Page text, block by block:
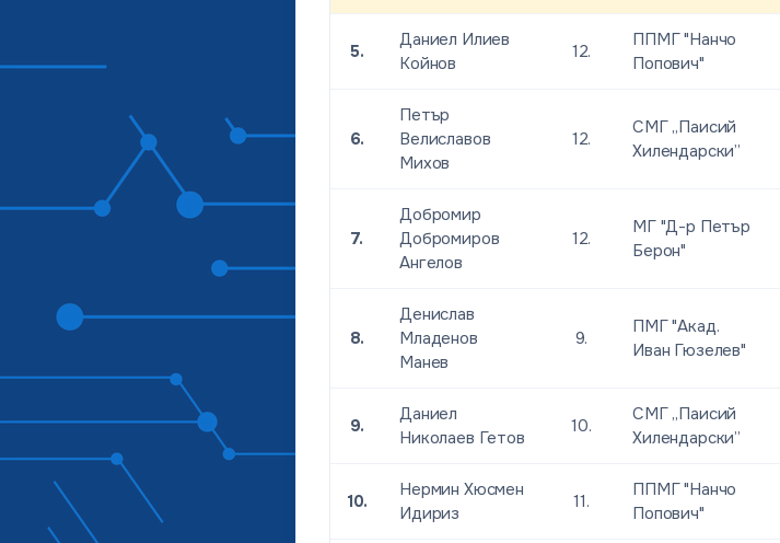
5.
Даниел Илиев
Койнов
12.
ППМГ "Нанчо
Попович"
6.
Петър
Велиславов
Михов
12.
СМГ „Паисий
Хилендарски”
7.
Добромир
Добромиров
Ангелов
12.
МГ "Д-р Петър
Берон"
8.
Денислав
Младенов
Манев
9.
ПМГ "Акад.
Иван Гюзелев"
9.
Даниел
Николаев Гетов
10.
СМГ „Паисий
Хилендарски”
10.
Нермин Хюсмен
Идириз
11.
ППМГ "Нанчо
Попович"